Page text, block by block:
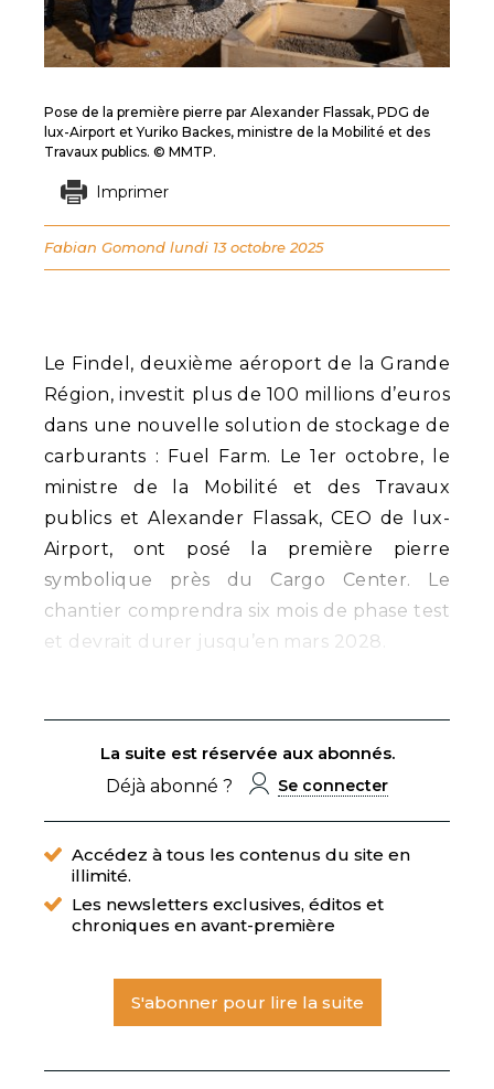
Le Findel, deuxième aéroport de la Grande
Région, investit plus de 100 millions d’euros
dans une nouvelle solution de stockage de
carburants : Fuel Farm. Le 1er octobre, le
ministre de la Mobilité et des Travaux
publics et Alexander Flassak, CEO de lux-
Airport, ont posé la première pierre
symbolique près du Cargo Center. Le
chantier comprendra six mois de phase test
et devrait durer jusqu’en mars 2028.
La suite est réservée aux abonnés.
Déjà abonné ?
Se connecter
Accédez à tous les contenus du site en
illimité.
Les newsletters exclusives, éditos et
chroniques en avant-première
S'abonner pour lire la suite
Pose de la première pierre par Alexander Flassak, PDG de
lux-Airport et Yuriko Backes, ministre de la Mobilité et des
Travaux publics. © MMTP.
Imprimer
Fabian Gomond lundi 13 octobre 2025